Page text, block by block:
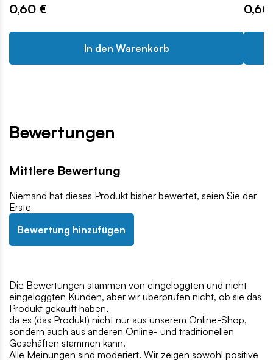
0,60 €
In den Warenkorb
Bewertungen
Mittlere Bewertung
Niemand hat dieses Produkt bisher bewertet, seien Sie der
Erste
Bewertung hinzufügen
Die Bewertungen stammen von eingeloggten und nicht
eingeloggten Kunden, aber wir überprüfen nicht, ob sie das
Produkt gekauft haben,
da es (das Produkt) nicht nur aus unserem Online-Shop,
sondern auch aus anderen Online- und traditionellen
Geschäften stammen kann.
Alle Meinungen sind moderiert. Wir zeigen sowohl positive